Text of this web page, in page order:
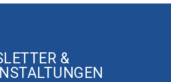
&